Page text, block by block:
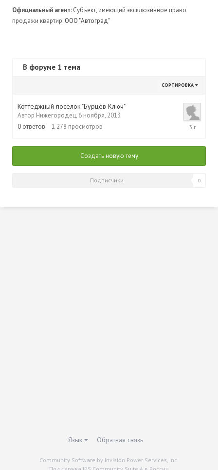
Официальный агент: Субъект, имеющий эксклюзивное право
продажи квартир: ООО "Автоград"
В форуме 1 тема
СОРТИРОВКА
Коттеджный поселок "Бурцев Ключ"
Автор Нижегородец, 6 ноября, 2013
0 ответов 1 278 просмотров
Создать новую тему
Подписчики 0
Язык Обратная связь
Community Software by Invision Power Services, Inc.